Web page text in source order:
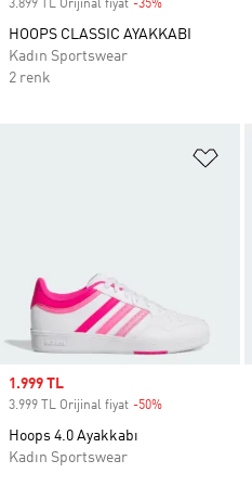
3.899 TL Orijinal fiyat -35%
HOOPS CLASSIC AYAKKABI
Kadın Sportswear
2 renk
Sale price
1.999 TL
3.999 TL Orijinal fiyat -50%
Hoops 4.0 Ayakkabı
Kadın Sportswear